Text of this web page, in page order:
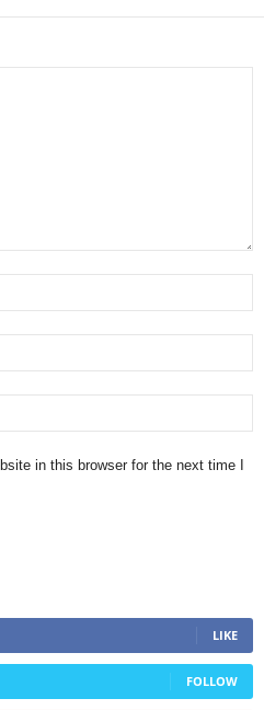
in this browser for the next time I
LIKE
FOLLOW